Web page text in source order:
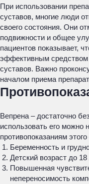
При использовании
суставов, многие люди
своего состояния. Они
подвижности и общее
пациентов показывает,
эффективным средством
суставов. Важно
началом приема
Вепрена – достаточно
использовать его можно
противопоказаниям
Беременность и
Детский возраст до 18
Повышенная
непереносимость